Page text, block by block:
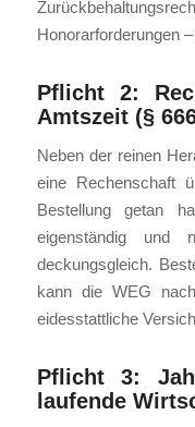
Honorarforderungen
Pflicht 2:
Amtszeit (§
Neben der reinen
eine Rechenschaft
Bestellung getan
eigenständig und
deckungsgleich.
kann die WEG
eidesstattliche
Pflicht 3:
laufende